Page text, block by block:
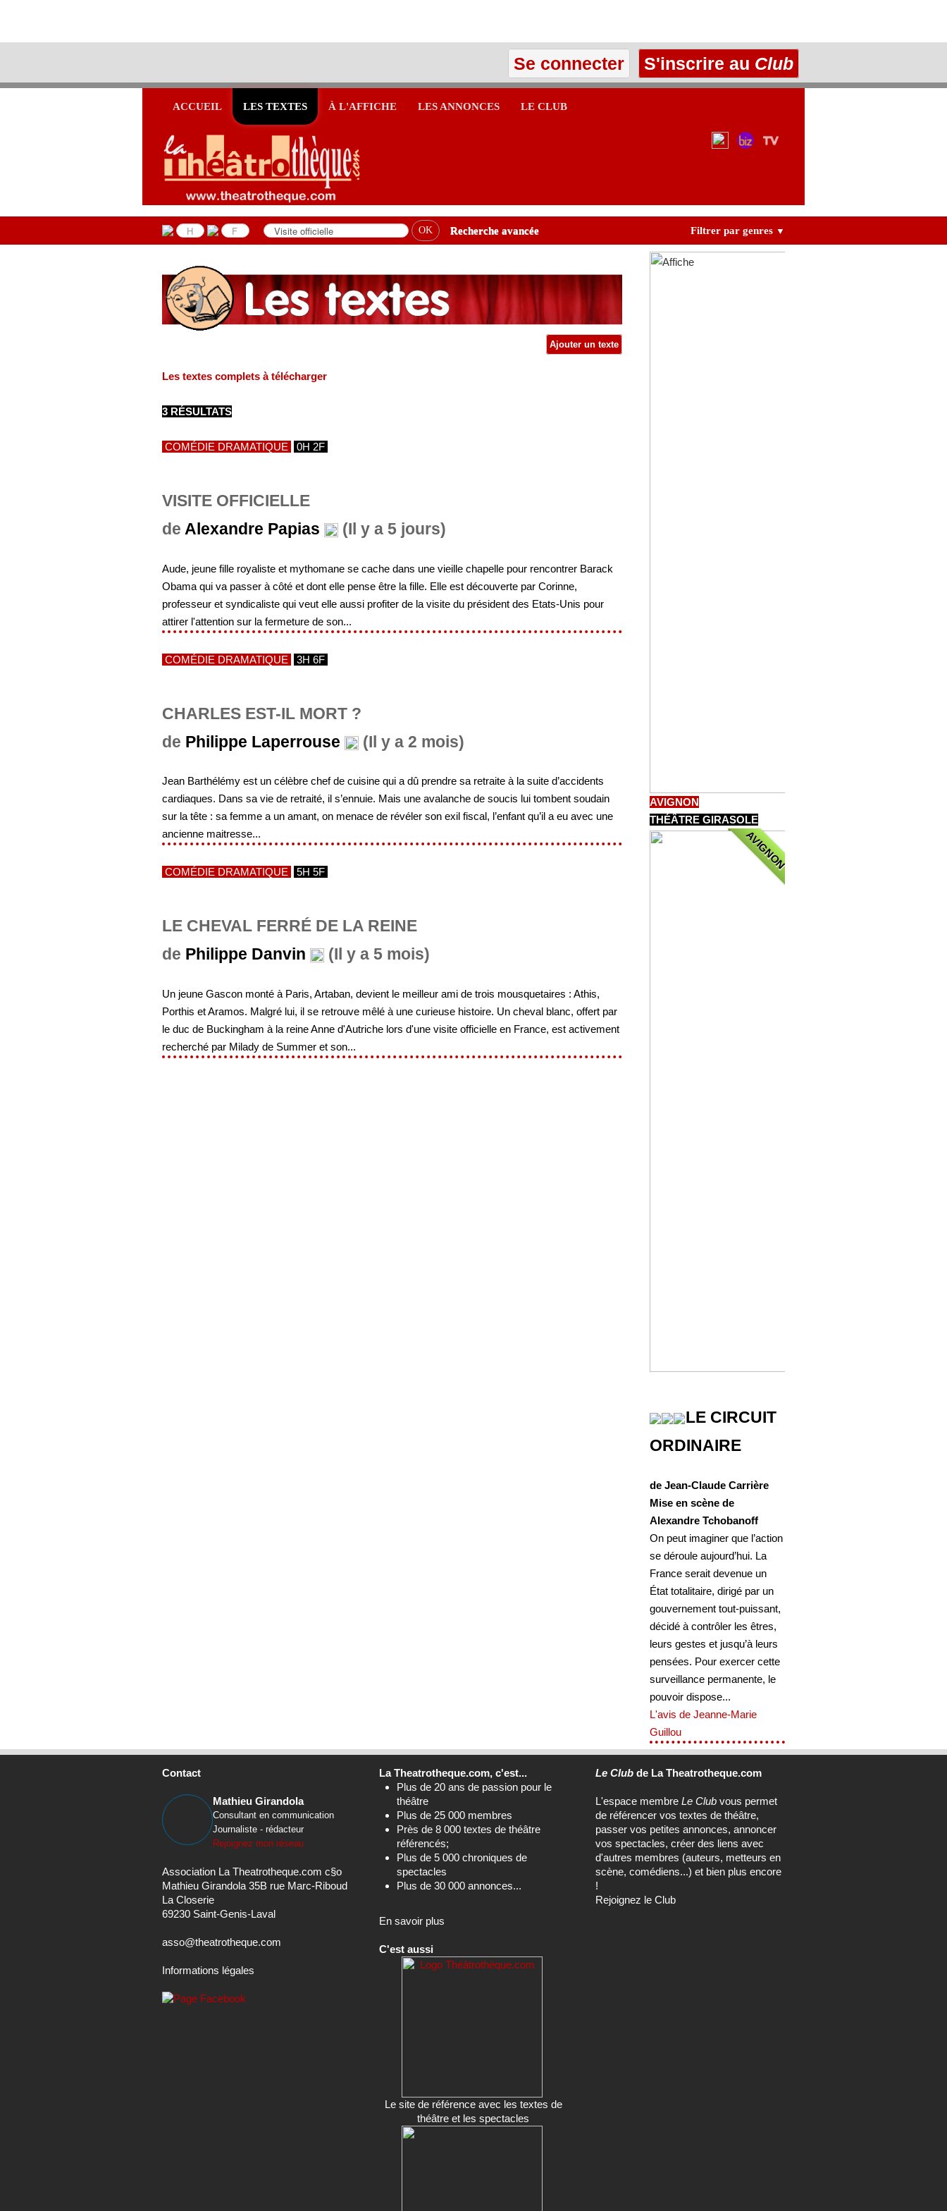
Se connecter S'inscrire au Club
ACCUEIL LES TEXTES À L'AFFICHE LES ANNONCES LE CLUB
Recherche avancée Filtrer par genres ▼
Ajouter un texte
Les textes complets à télécharger
3 RÉSULTATS
COMÉDIE DRAMATIQUE 0H 2F
VISITE OFFICIELLE
de Alexandre Papias (Il y a 5 jours)
Aude, jeune fille royaliste et mythomane se cache dans une vieille chapelle pour rencontrer Barack
Obama qui va passer à côté et dont elle pense être la fille. Elle est découverte par Corinne,
professeur et syndicaliste qui veut elle aussi profiter de la visite du président des Etats-Unis pour
attirer l'attention sur la fermeture de son...
COMÉDIE DRAMATIQUE 3H 6F
CHARLES EST-IL MORT ?
de Philippe Laperrouse (Il y a 2 mois)
Jean Barthélémy est un célèbre chef de cuisine qui a dû prendre sa retraite à la suite d’accidents
cardiaques. Dans sa vie de retraité, il s’ennuie. Mais une avalanche de soucis lui tombent soudain
sur la tête : sa femme a un amant, on menace de révéler son exil fiscal, l’enfant qu’il a eu avec une
ancienne maitresse...
COMÉDIE DRAMATIQUE 5H 5F
LE CHEVAL FERRÉ DE LA REINE
de Philippe Danvin (Il y a 5 mois)
Un jeune Gascon monté à Paris, Artaban, devient le meilleur ami de trois mousquetaires : Athis,
Porthis et Aramos. Malgré lui, il se retrouve mêlé à une curieuse histoire. Un cheval blanc, offert par
le duc de Buckingham à la reine Anne d'Autriche lors d'une visite officielle en France, est activement
recherché par Milady de Summer et son...
AVIGNON
THÉÂTRE GIRASOLE
AVIGNON
LE CIRCUIT
ORDINAIRE
de Jean-Claude Carrière
Mise en scène de
Alexandre Tchobanoff
On peut imaginer que l’action
se déroule aujourd’hui. La
France serait devenue un
État totalitaire, dirigé par un
gouvernement tout-puissant,
décidé à contrôler les êtres,
leurs gestes et jusqu’à leurs
pensées. Pour exercer cette
surveillance permanente, le
pouvoir dispose...
L'avis de Jeanne-Marie
Guillou
Contact
Mathieu Girandola
Consultant en communication
Journaliste - rédacteur
Rejoignez mon réseau
Association La Theatrotheque.com c§o
Mathieu Girandola 35B rue Marc-Riboud
La Closerie
69230 Saint-Genis-Laval
asso@theatrotheque.com
Informations légales
La Theatrotheque.com, c'est...
Plus de 20 ans de passion pour le
théâtre
Plus de 25 000 membres
Près de 8 000 textes de théâtre
référencés;
Plus de 5 000 chroniques de
spectacles
Plus de 30 000 annonces...
En savoir plus
C'est aussi
Le site de référence avec les textes de
théâtre et les spectacles
Le Club de La Theatrotheque.com
L'espace membreLe Club vous permet
de référencer vos textes de théâtre,
passer vos petites annonces, annoncer
vos spectacles, créer des liens avec
d'autres membres (auteurs, metteurs en
scène, comédiens...) et bien plus encore
!
Rejoignez le Club